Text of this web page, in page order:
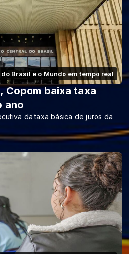
Brasil e o Mundo em tempo real
Copom baixa taxa
ano
da taxa básica de juros da